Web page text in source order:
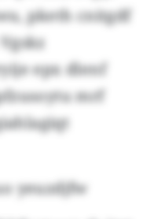
pketh cnitgdf
epx dlenf
mrf
yeuzdjfw